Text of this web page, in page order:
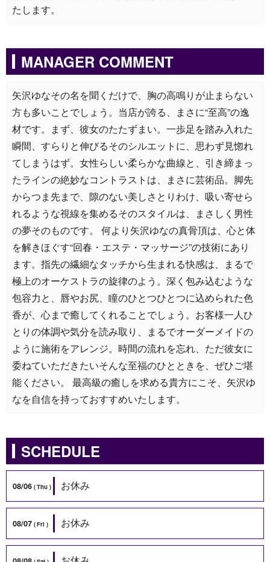
たします。
MANAGER COMMENT
矢沢ゆなその名を聞くだけで、胸の高鳴りが止まらない
方も多いことでしょう。当店が誇る、まさに“至高”の逸
材です。まず、彼女のたたずまい。一歩足を踏み入れた
瞬間、すらりと伸びるそのシルエットに、思わず見惚れ
てしまうはず。女性らしい柔らかな曲線と、引き締まっ
たラインの絶妙なコントラストは、まさに芸術品。脚先
からつま先まで、隙のない美しさとりわけ、吸い寄せら
れるような視線を集めるそのスタイルは、まさしく男性
の夢そのものです。 何より矢沢ゆなの真骨頂は、心と体
を解きほぐす“回春・エステ・マッサージ”の技術にあり
ます。指先の繊細なタッチから生まれる快感は、まるで
極上のオーケストラの旋律のよう。深く包み込むような
包容力と、唇やお尻、瞳のひとつひとつに込められた色
香が、心まで癒してくれることでしょう。お客様一人ひ
とりの体調や気分を読み取り、まるでオーダーメイドの
ように施術をアレンジ。時間の流れを忘れ、ただ彼女に
委ねていただきたいそんな至福のひとときを、ぜひご堪
能ください。 最高級の癒しを求める貴方にこそ、矢沢ゆ
なを自信を持っておすすめいたします。
SCHEDULE
08/06 Thu お休み
08/07 Fri お休み